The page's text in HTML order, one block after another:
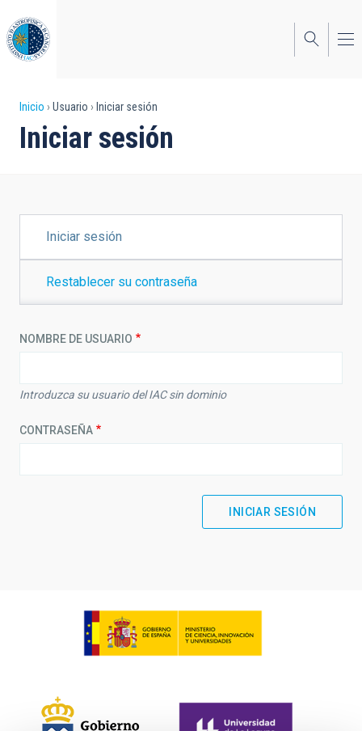
al
contenido
principal
Sobrescribir
enlaces
la
navegación
Inicio Usuario Iniciar sesión
Iniciar sesión
PRINCIPALES
Iniciar sesión
Restablecer su contraseña
NOMBRE DE USUARIO
Introduzca su usuario del IAC sin dominio
CONTRASEÑA